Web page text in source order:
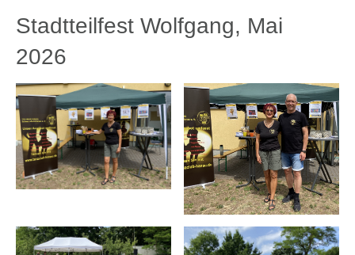
Stadtteilfest Wolfgang, Mai
2026